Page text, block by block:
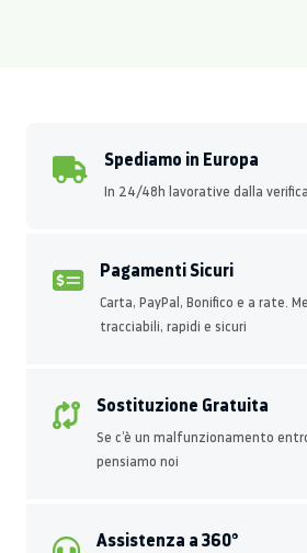
Spediamo in Europa
In 24/48h lavorative dalla
Pagamenti Sicuri
Carta, PayPal, Bonifico e a rate.
tracciabili, rapidi e sicuri
Sostituzione Gratuita
Se c’è un malfunzionamento
pensiamo noi
Assistenza a 360°